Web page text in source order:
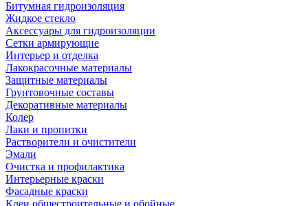
Битумная гидроизоляция
Жидкое стекло
Аксессуары для гидроизоляции
Сетки армирующие
Интерьер и отделка
Лакокрасочные материалы
Защитные материалы
Грунтовочные составы
Декоративные материалы
Колер
Лаки и пропитки
Растворители и очистители
Эмали
Очистка и профилактика
Интерьерные краски
Фасадные краски
Клеи общестроительные и обойные